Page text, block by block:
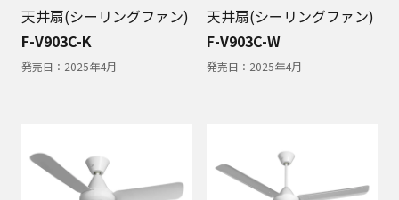
天井扇(シーリングファン)
F-V903C-K
発売日： 2025年4月
天井扇(シーリングファン)
F-V903C-W
発売日： 2025年4月